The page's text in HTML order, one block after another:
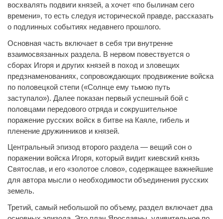
восхвалять подвиги князей, а хочет «по былинам сего
времени», то есть следуя исторической правде, рассказать
о подлинных событиях недавнего прошлого.
Основная часть включает в себя три внутренне
взаимосвязанных раздела. В нервом повествуется о
сборах Игоря и других князей в поход и зловещих
предзнаменованиях, сопровождающих продвижение войска
по половецкой степи («Солнце ему тьмою путь
заступало»). Далее показан первый успешный бой с
половцами передового отряда и сокрушительное
поражение русских войск в битве на Каяле, гибель и
пленение дружинников и князей.
Центральный эпизод второго раздела — вещий сон о
поражении войска Игоря, который видит киевский князь
Святослав, и его «золотое слово», содержащее важнейшие
для автора мысли о необходимости объединения русских
земель.
Третий, самый небольшой по объему, раздел включает два